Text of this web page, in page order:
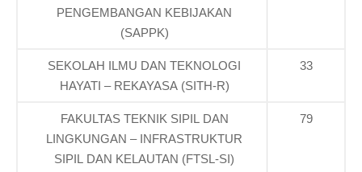
PENGEMBANGAN KEBIJAKAN
(SAPPK)
SEKOLAH ILMU DAN TEKNOLOGI
HAYATI – REKAYASA (SITH-R)
33
FAKULTAS TEKNIK SIPIL DAN
LINGKUNGAN – INFRASTRUKTUR
SIPIL DAN KELAUTAN (FTSL-SI)
79